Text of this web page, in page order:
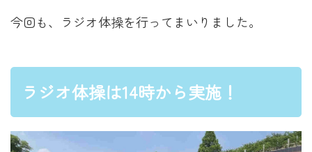
今回も、ラジオ体操を行ってまいりました。
ラジオ体操は14時から実施！